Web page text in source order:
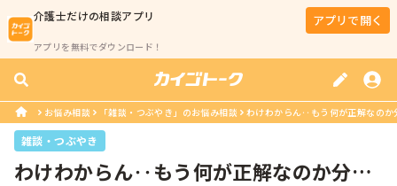
介護士だけの相談アプリ
アプリを無料でダウンロード！
アプリで開く
お悩み相談 「雑談・つぶやき」のお悩み相談 わけわからん‥もう何が正解なの
雑談・つぶやき
わけわからん‥もう何が正解なのか分か